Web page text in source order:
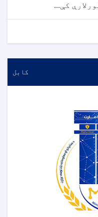
کې...
کابل